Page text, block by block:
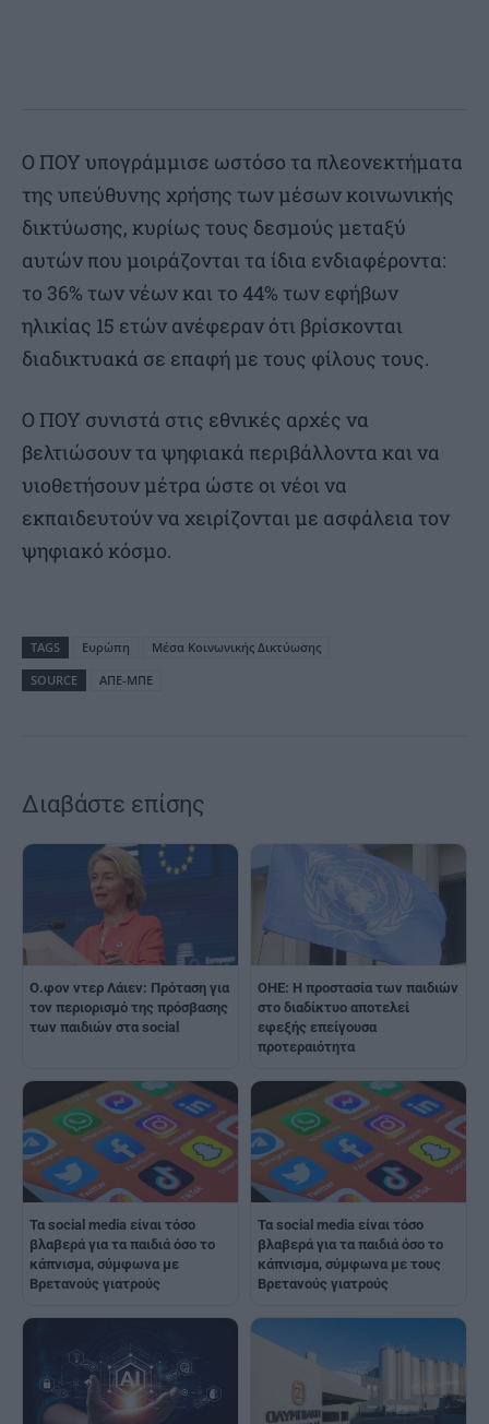
Ο ΠΟΥ υπογράμμισε ωστόσο τα πλεονεκτήματα
της υπεύθυνης χρήσης των μέσων κοινωνικής
δικτύωσης, κυρίως τους δεσμούς μεταξύ
αυτών που μοιράζονται τα ίδια ενδιαφέροντα:
το 36% των νέων και το 44% των εφήβων
ηλικίας 15 ετών ανέφεραν ότι βρίσκονται
διαδικτυακά σε επαφή με τους φίλους τους.
Ο ΠΟΥ συνιστά στις εθνικές αρχές να
βελτιώσουν τα ψηφιακά περιβάλλοντα και να
υιοθετήσουν μέτρα ώστε οι νέοι να
εκπαιδευτούν να χειρίζονται με ασφάλεια τον
ψηφιακό κόσμο.
TAGS Ευρώπη
Μέσα Κοινωνικής Δικτύωσης
SOURCE
ΑΠΕ-ΜΠΕ
Διαβάστε επίσης
Ο.φον ντερ Λάιεν: Πρόταση για
τον περιορισμό της πρόσβασης
των παιδιών στα social
ΟΗΕ: Η προστασία των παιδιών
στο διαδίκτυο αποτελεί
εφεξής επείγουσα
προτεραιότητα
Τα social media είναι τόσο
βλαβερά για τα παιδιά όσο το
κάπνισμα, σύμφωνα με
Βρετανούς γιατρούς
Τα social media είναι τόσο
βλαβερά για τα παιδιά όσο το
κάπνισμα, σύμφωνα με τους
Βρετανούς γιατρούς